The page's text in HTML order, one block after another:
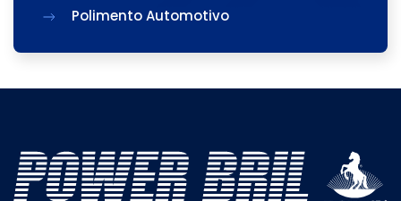
Polimento Automotivo